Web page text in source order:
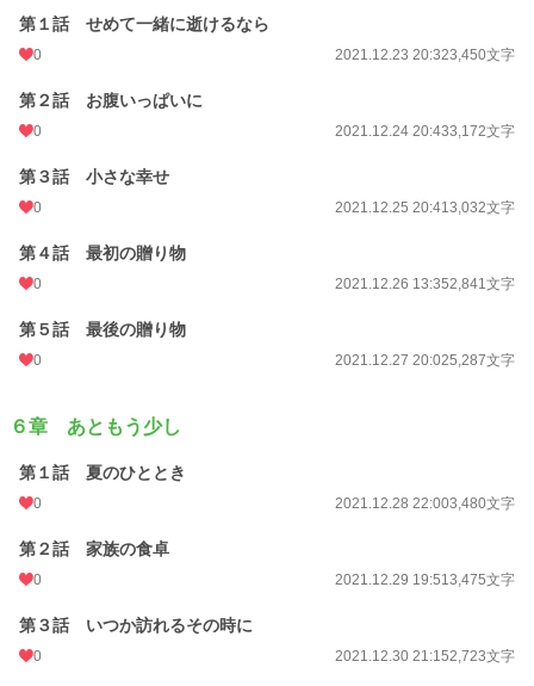
第１話 せめて一緒に逝けるなら
0 2021.12.23 20:323,450文字
第２話 お腹いっぱいに
0 2021.12.24 20:433,172文字
第３話 小さな幸せ
0 2021.12.25 20:413,032文字
第４話 最初の贈り物
0 2021.12.26 13:352,841文字
第５話 最後の贈り物
0 2021.12.27 20:025,287文字
６章 あともう少し
第１話 夏のひととき
0 2021.12.28 22:003,480文字
第２話 家族の食卓
0 2021.12.29 19:513,475文字
第３話 いつか訪れるその時に
0 2021.12.30 21:152,723文字